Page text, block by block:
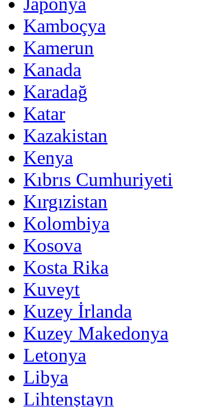
Kamboçya
Kamerun
Kanada
Karadağ
Katar
Kazakistan
Kenya
Kıbrıs Cumhuriyeti
Kırgızistan
Kolombiya
Kosova
Kosta Rika
Kuveyt
Kuzey İrlanda
Kuzey Makedonya
Letonya
Libya
Lihtenştayn